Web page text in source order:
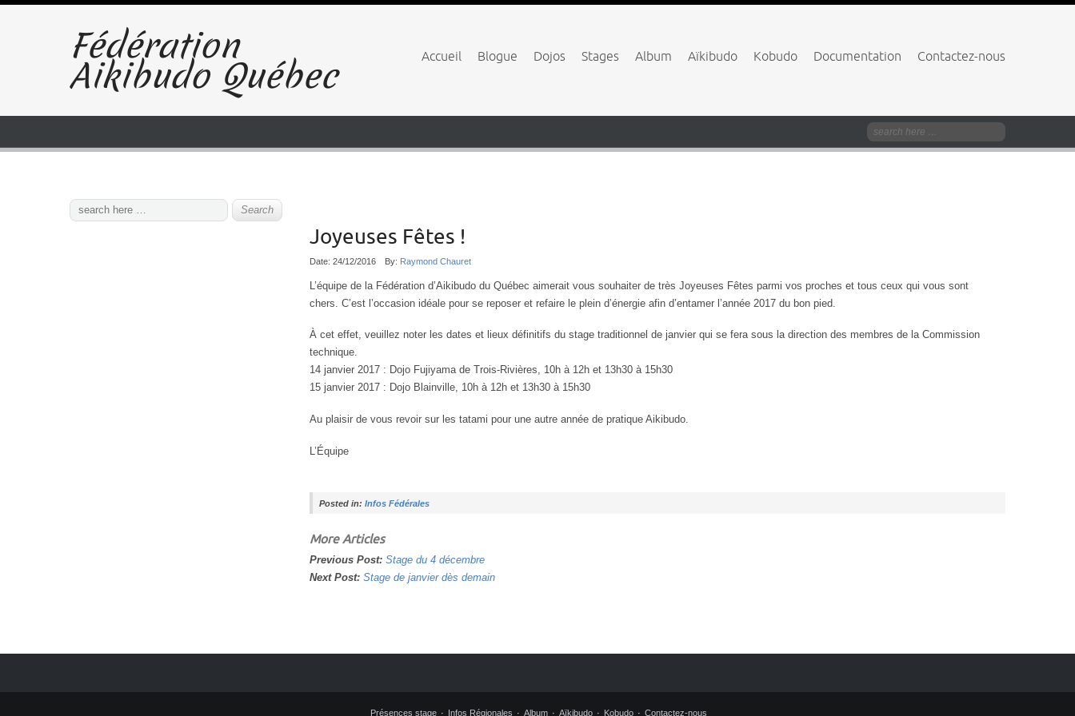
Fédération
Aikibudo Québec Accueil Blogue Dojos Stages Album Aïkibudo Kobudo Documentation Contactez-nous
Joyeuses Fêtes !
Date: 24/12/2016 By: Raymond Chauret
L’équipe de la Fédération d’Aikibudo du Québec aimerait vous souhaiter de très Joyeuses Fêtes parmi vos proches et tous ceux qui vous sont
chers. C’est l’occasion idéale pour se reposer et refaire le plein d’énergie afin d’entamer l’année 2017 du bon pied.
À cet effet, veuillez noter les dates et lieux définitifs du stage traditionnel de janvier qui se fera sous la direction des membres de la Commission
technique.
14 janvier 2017 : Dojo Fujiyama de Trois-Rivières, 10h à 12h et 13h30 à 15h30
15 janvier 2017 : Dojo Blainville, 10h à 12h et 13h30 à 15h30
Au plaisir de vous revoir sur les tatami pour une autre année de pratique Aikibudo.
L’Équipe
Posted in:Infos Fédérales
More Articles
Previous Post: Stage du 4 décembre
Next Post: Stage de janvier dès demain
Présences stage Infos Régionales Album Aïkibudo Kobudo Contactez-nous